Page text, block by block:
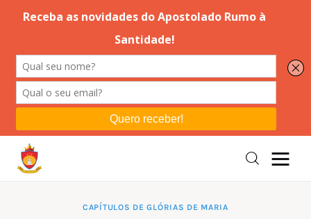
Editorial
Orações
Instruções
CAPÍTULOS DE GLÓRIAS DE MARIA